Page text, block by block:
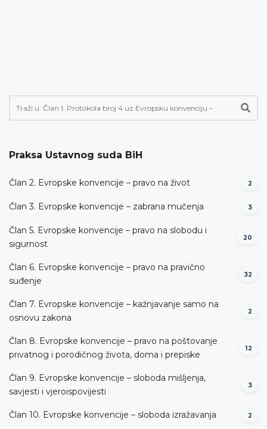
Praksa Ustavnog suda BiH
Član 2. Evropske konvencije – pravo na život 2
Član 3. Evropske konvencije – zabrana mučenja 3
Član 5. Evropske konvencije – pravo na slobodu i
sigurnost
20
Član 6. Evropske konvencije – pravo na pravično
suđenje
32
Član 7. Evropske konvencije – kažnjavanje samo na
osnovu zakona
2
Član 8. Evropske konvencije – pravo na poštovanje
privatnog i porodičnog života, doma i prepiske
12
Član 9. Evropske konvencije – sloboda mišljenja,
savjesti i vjeroispovijesti
3
Član 10. Evropske konvencije – sloboda izražavanja 2